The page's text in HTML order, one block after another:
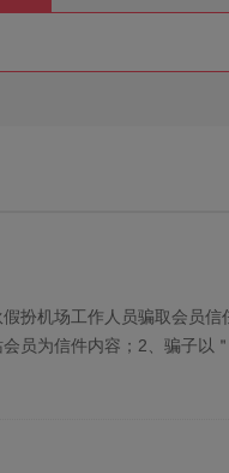
扮机场工作人员骗取会员
员为信件内容；2、骗子以